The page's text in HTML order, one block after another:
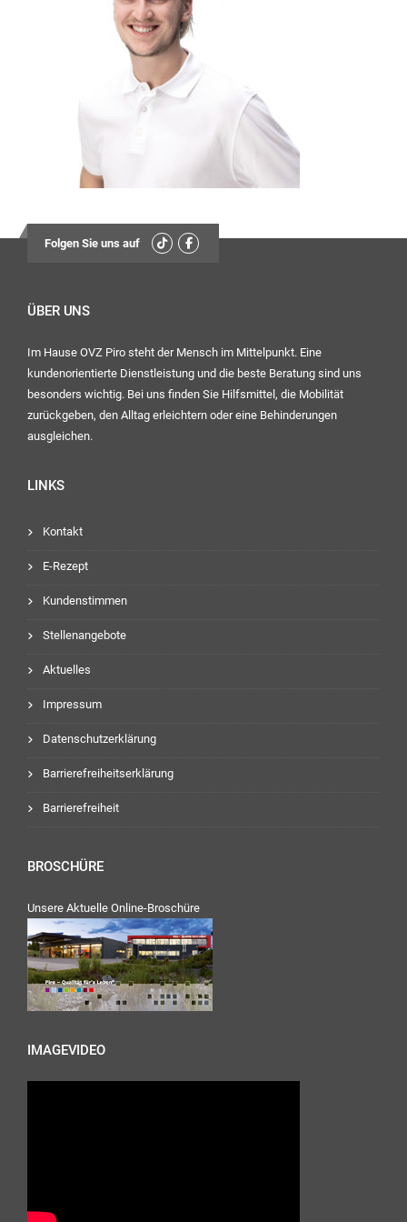
Folgen Sie uns auf
ÜBER UNS
Im Hause OVZ Piro steht der Mensch im Mittelpunkt. Eine
kundenorientierte Dienstleistung und die beste Beratung sind uns
besonders wichtig. Bei uns finden Sie Hilfsmittel, die Mobilität
zurückgeben, den Alltag erleichtern oder eine Behinderungen
ausgleichen.
LINKS
Kontakt
E-Rezept
Kundenstimmen
Stellenangebote
Aktuelles
Impressum
Datenschutzerklärung
Barrierefreiheitserklärung
Barrierefreiheit
BROSCHÜRE
Unsere Aktuelle Online-Broschüre
IMAGEVIDEO
13:30
Uhr – 17:00 Uhr
Mittwoch:
geschlossen
Freitag:
08:00
13:30